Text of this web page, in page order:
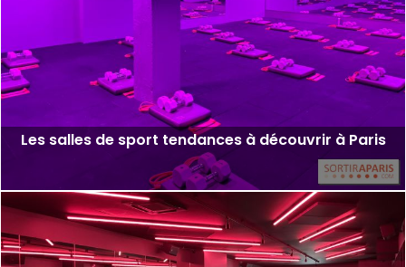
Les salles de sport tendances à découvrir à Paris